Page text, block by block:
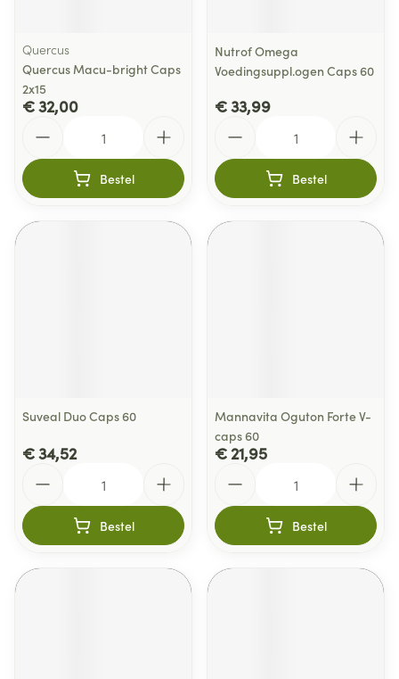
Quercus
Quercus Macu-bright Caps
2x15
€ 32,00
Bestel
Nutrof Omega
Voedingsuppl.ogen Caps 60
€ 33,99
Bestel
Suveal Duo Caps 60
€ 34,52
Bestel
Mannavita Oguton Forte V-
caps 60
€ 21,95
Bestel